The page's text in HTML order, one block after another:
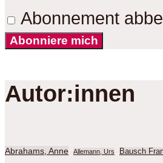
Abonnement
Abonniere mich
Autor:innen
Abrahams, Anne Allemann, Urs Bausch